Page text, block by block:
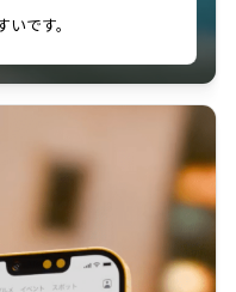
いているが、復習する
です。